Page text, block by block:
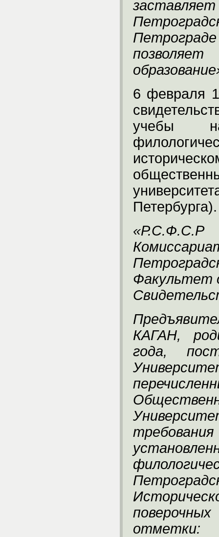
6 февраля
учебы
Петербурга).
«Р.С.Ф.С.Р
Факультет
КАГАН,
года,
отметки: